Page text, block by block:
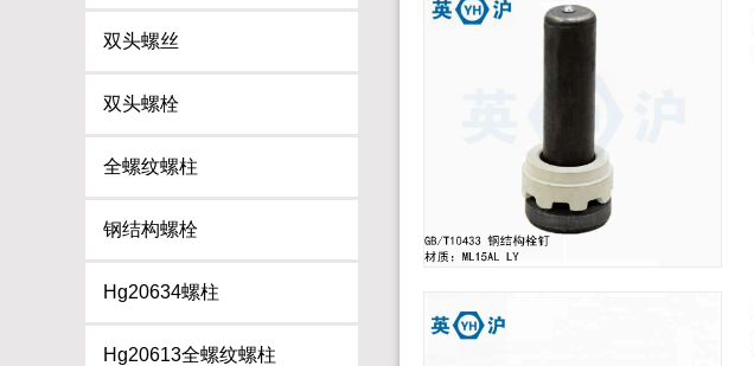
双头螺丝
双头螺栓
全螺纹螺柱
钢结构螺栓
Hg20634螺柱
Hg20613全螺纹螺柱